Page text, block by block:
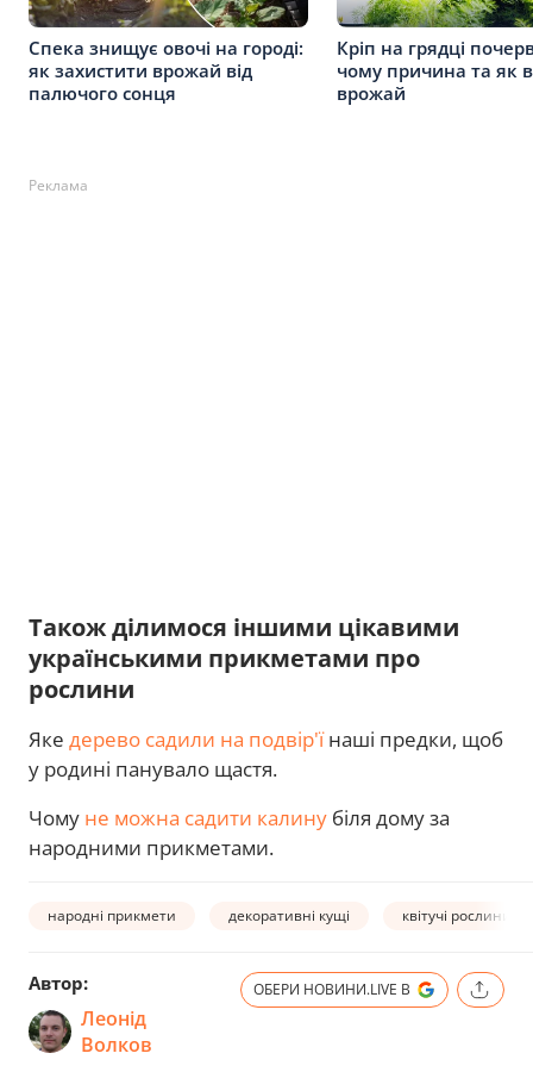
Спека знищує овочі на городі:
як захистити врожай від
палючого сонця
Кріп на грядці
чому причина та як
врожай
Реклама
Також ділимося іншими цікавими
українськими прикметами про
рослини
Яке дерево садили на подвір'їнаші предки, щоб
у родині панувало щастя.
Чому не можна садити калину біля дому за
народними прикметами.
народні прикмети декоративні кущі квітучі рослини
Автор:
Леонід
Волков
ОБЕРИ НОВИНИ.LIVE В